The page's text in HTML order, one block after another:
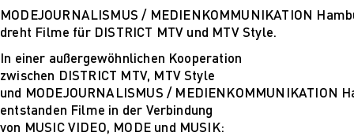
tech
Sustainable Design
and Management
Sustainable Design
and Management
Ethische
MODEJOURNALISMUS / MEDIENKOMMUNIKATION
dreht Filme für DISTRICT MTV und MTV Style.
In einer außergewöhnlichen Kooperation
zwischen DISTRICT MTV, MTV Style
und MODEJOURNALISMUS / MEDIENKOMMUNIKATION
entstanden Filme in der Verbindung
von MUSIC VIDEO, MODE und MUSIK: